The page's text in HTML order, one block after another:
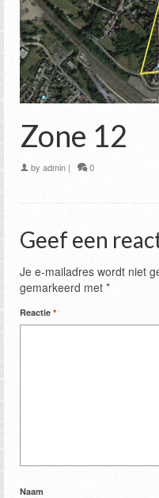
Zone 12
by admin | 0
Geef een
Je e-mailadres wordt niet
gemarkeerd met *
Reactie *
Naam